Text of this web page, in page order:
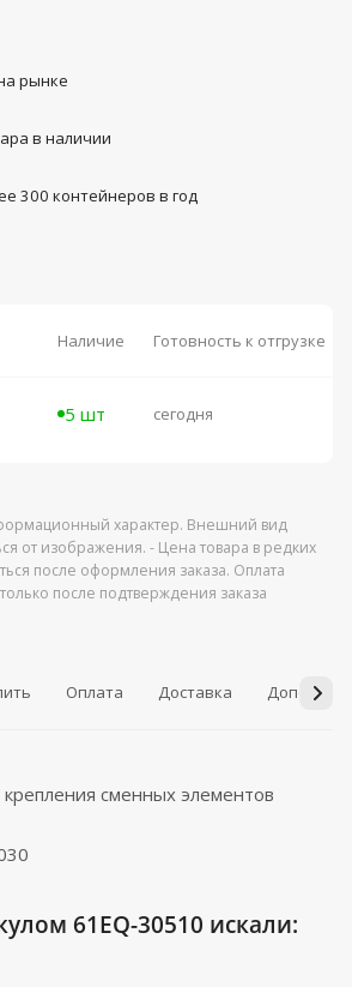
рынке
в наличии
300 контейнеров в год
Наличие Готовность к отгрузке
5 шт сегодня
характер. Внешний вид
от изображения. - Цена товара в редких
после оформления заказа. Оплата
после подтверждения заказа
Оплата Доставка
сменных элементов
61EQ-30510 искали: